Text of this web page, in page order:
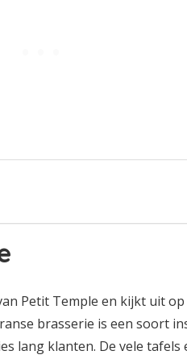
Petit Temple en kijkt uit
brasserie is een soort
lang klanten. De vele tafels